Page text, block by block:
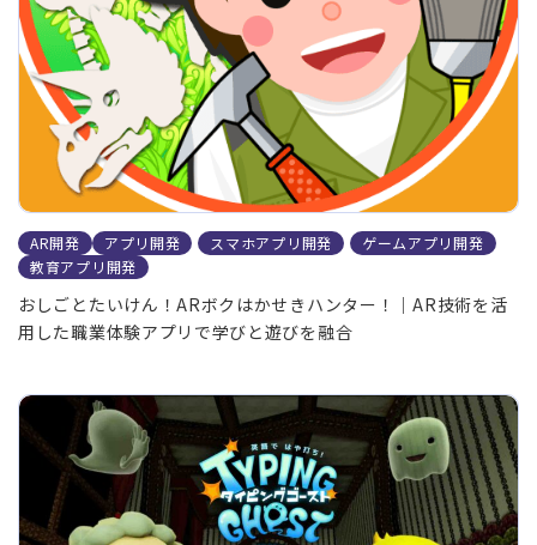
AR開発 アプリ開発 スマホアプリ開発
ゲームアプリ開発
教育アプリ開発
おしごとたいけん！ARボクはかせきハンター！｜AR技術を活
用した職業体験アプリで学びと遊びを融合